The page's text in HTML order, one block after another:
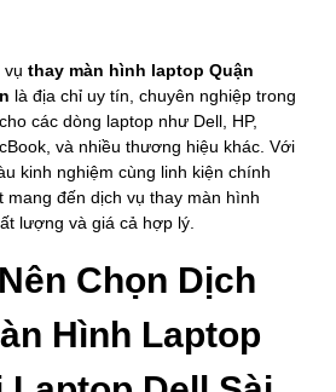
vụ thay màn hình laptop Quận
là địa chỉ uy tín, chuyên nghiệp trong
các dòng laptop như Dell, HP,
và nhiều thương hiệu khác. Với
kinh nghiệm cùng linh kiện chính
mang đến dịch vụ thay màn hình
lượng và giá cả hợp lý.
Chọn Dịch
Hình Laptop